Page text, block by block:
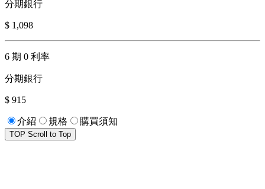
分期銀行
$ 1,098
6 期 0 利率
分期銀行
$ 915
介紹 規格 購買須知
TOP Scroll to Top